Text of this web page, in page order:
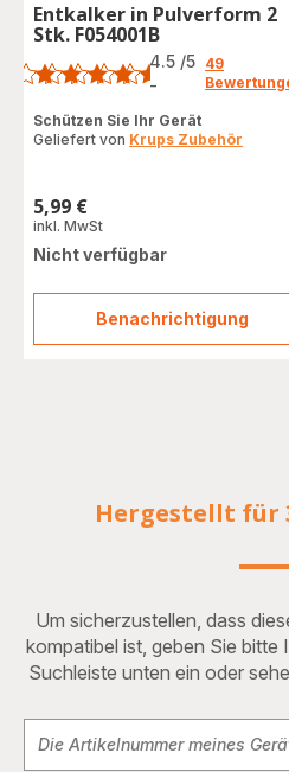
Benachrichtigung
Entkalker
Entkalker in Pulverform 2
Stk. F054001B
Bewertung
4.5 /5
-
49
Schützen Sie Ihr Gerät
Geliefert von Krups Zubehör
Preis
5,99 €
inkl. MwSt
Nicht verfügbar
Hergestellt für
Um sicherzustellen, dass
kompatibel ist, geben Sie bitte
Suchleiste unten ein oder